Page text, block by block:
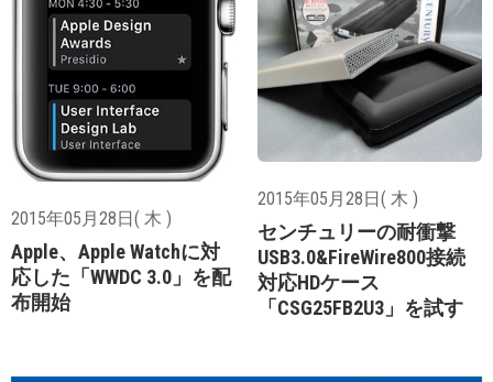
2015年05月28日( 木 )
Apple、Apple Watchに対
応した「WWDC 3.0」を配
布開始
2015年05月28日( 木 )
センチュリーの耐衝撃
USB3.0&FireWire800接続
対応HDケース
「CSG25FB2U3」を試す